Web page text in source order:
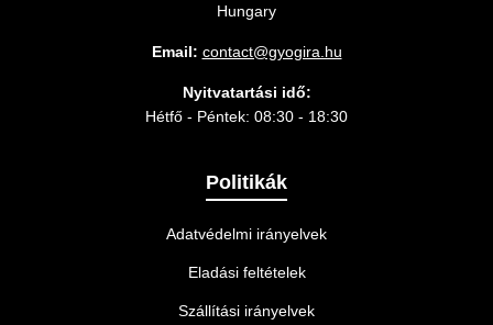
Hungary
Email: contact@gyogira.hu
Nyitvatartási idő:
Hétfő - Péntek: 08:30 - 18:30
Politikák
Adatvédelmi irányelvek
Eladási feltételek
Szállítási irányelvek